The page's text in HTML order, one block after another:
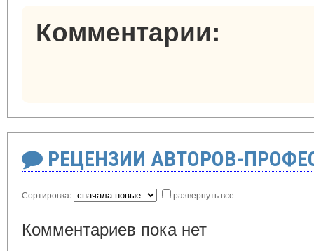
Комментарии:
РЕЦЕНЗИИ АВТОРОВ-
Сортировка: развернуть все
Комментариев пока нет